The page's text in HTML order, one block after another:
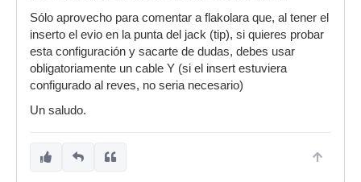
Sólo aprovecho para comentar a flakolara que, al tener el
inserto el evio en la punta del jack (tip), si quieres probar
esta configuración y sacarte de dudas, debes usar
obligatoriamente un cable Y (si el insert estuviera
configurado al reves, no seria necesario)
Un saludo.